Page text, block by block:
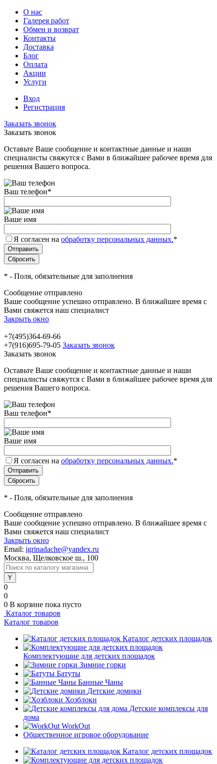
О нас
Галерея работ
Обмен и возврат
Контакты
Доставка
Блог
Оплата
Акции
Услуги
Вход
Регистрация
Заказать звонок
Заказать звонок
Оставьте Ваше сообщение и контактные данные и наши
специалисты свяжутся с Вами в ближайшее рабочее время для
решения Вашего вопроса.
Ваш телефон*
Ваше имя
Я согласен на обработку персональных данных.*
* - Поля, обязательные для заполнения
Сообщение отправлено
Ваше сообщение успешно отправлено. В ближайшее время с
Вами свяжется наш специалист
Закрыть окно
+7(495)364-69-66
+7(916)695-79-05 Заказать звонок
Заказать звонок
Оставьте Ваше сообщение и контактные данные и наши
специалисты свяжутся с Вами в ближайшее рабочее время для
решения Вашего вопроса.
Ваш телефон*
Ваше имя
Я согласен на обработку персональных данных.*
* - Поля, обязательные для заполнения
Сообщение отправлено
Ваше сообщение успешно отправлено. В ближайшее время с
Вами свяжется наш специалист
Закрыть окно
Email: igrinadache@yandex.ru
Москва, Щелковское ш., 100
0
0
0 В корзине пока пусто
Каталог товаров
Каталог товаров
Каталог детских площадок
Комплектующие для детских площадок
Зимние горки
Батуты
Банные Чаны
Детские домики
Хозблоки
Детские комплексы для
дома
WorkOut
Общественное игровое оборудование
Каталог детских площадок